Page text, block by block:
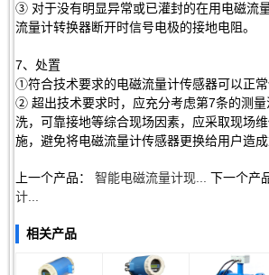
③ 对于没有明显异常或已灌封的在用电磁流
流量计转换器断开时信号电极的接地电阻。
7、处置
①符合技术要求的电磁流量计传感器可以正常
② 超出技术要求时，应充分考虑第7条的测
洗，可靠接地等综合现场因素，应采取现场
施，避免将电磁流量计传感器更换给用户造成
上一个产品： 智能电磁流量计现... 下一个产
计...
相关产品